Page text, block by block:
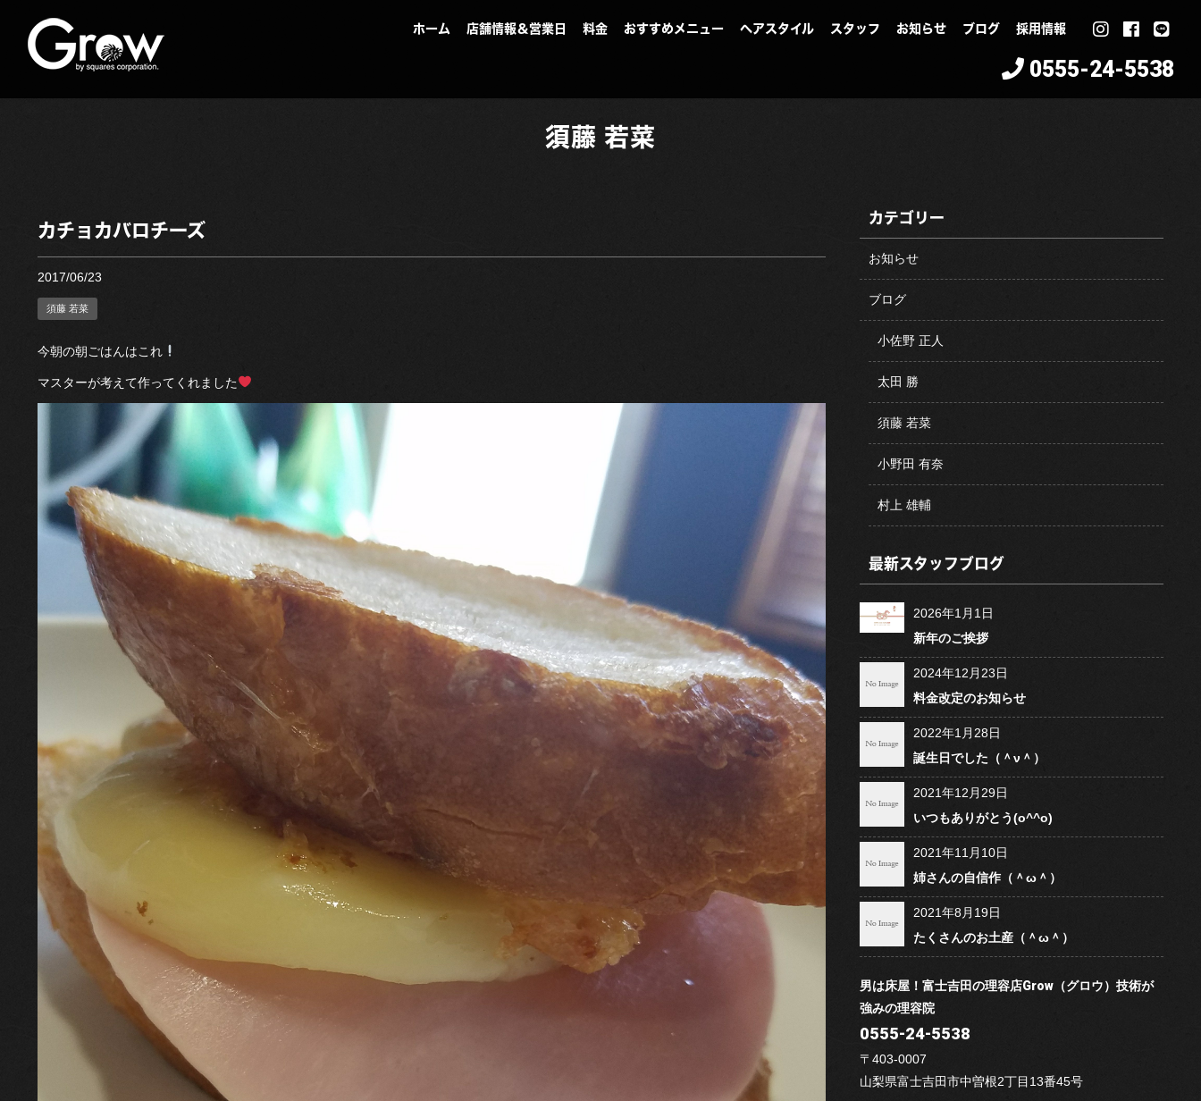
ホーム 店舗情報＆営業日 料金 おすすめメニュー ヘアスタイル スタッフ お知らせ ブログ 採用情報
0555-24-5538
須藤 若菜
カチョカバロチーズ
2017/06/23
須藤 若菜
今朝の朝ごはんはこれ
マスターが考えて作ってくれました
カテゴリー
お知らせ
ブログ
小佐野 正人
太田 勝
須藤 若菜
小野田 有奈
村上 雄輔
最新スタッフブログ
2026年1月1日
新年のご挨拶
2024年12月23日
料金改定のお知らせ
2022年1月28日
誕生日でした（＾ν＾）
2021年12月29日
いつもありがとう(o^^o)
2021年11月10日
姉さんの自信作（＾ω＾）
2021年8月19日
たくさんのお土産（＾ω＾）
男は床屋！富士吉田の理容店Grow（グロウ）技術が
強みの理容院
0555-24-5538
〒403-0007
山梨県富士吉田市中曽根2丁目13番45号